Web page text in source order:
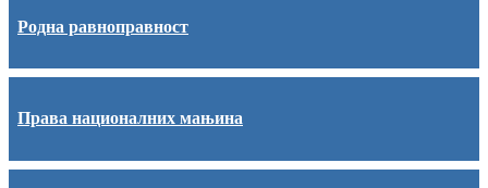
Родна равноправност
Права националних мањина